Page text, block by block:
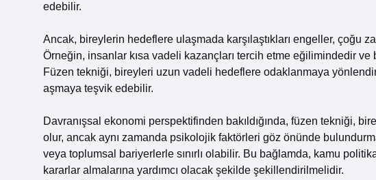
edebilir.
Ancak, bireylerin hedeflere ulaşmada karşılaştıkları engeller, çoğu
Örneğin, insanlar kısa vadeli kazançları tercih etme eğilimindedir ve
Füzen tekniği, bireyleri uzun vadeli hedeflere odaklanmaya
aşmaya teşvik edebilir.
Davranışsal ekonomi perspektifinden bakıldığında, füzen tekniği,
olur, ancak aynı zamanda psikolojik faktörleri göz önünde
veya toplumsal bariyerlerle sınırlı olabilir. Bu bağlamda, kamu
kararlar almalarına yardımcı olacak şekilde şekillendirilmelidir.